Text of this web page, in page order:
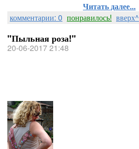
Читать далее...
комментарии: 0 понравилось! вверх^
"Пыльная роза!"
20-06-2017 21:48